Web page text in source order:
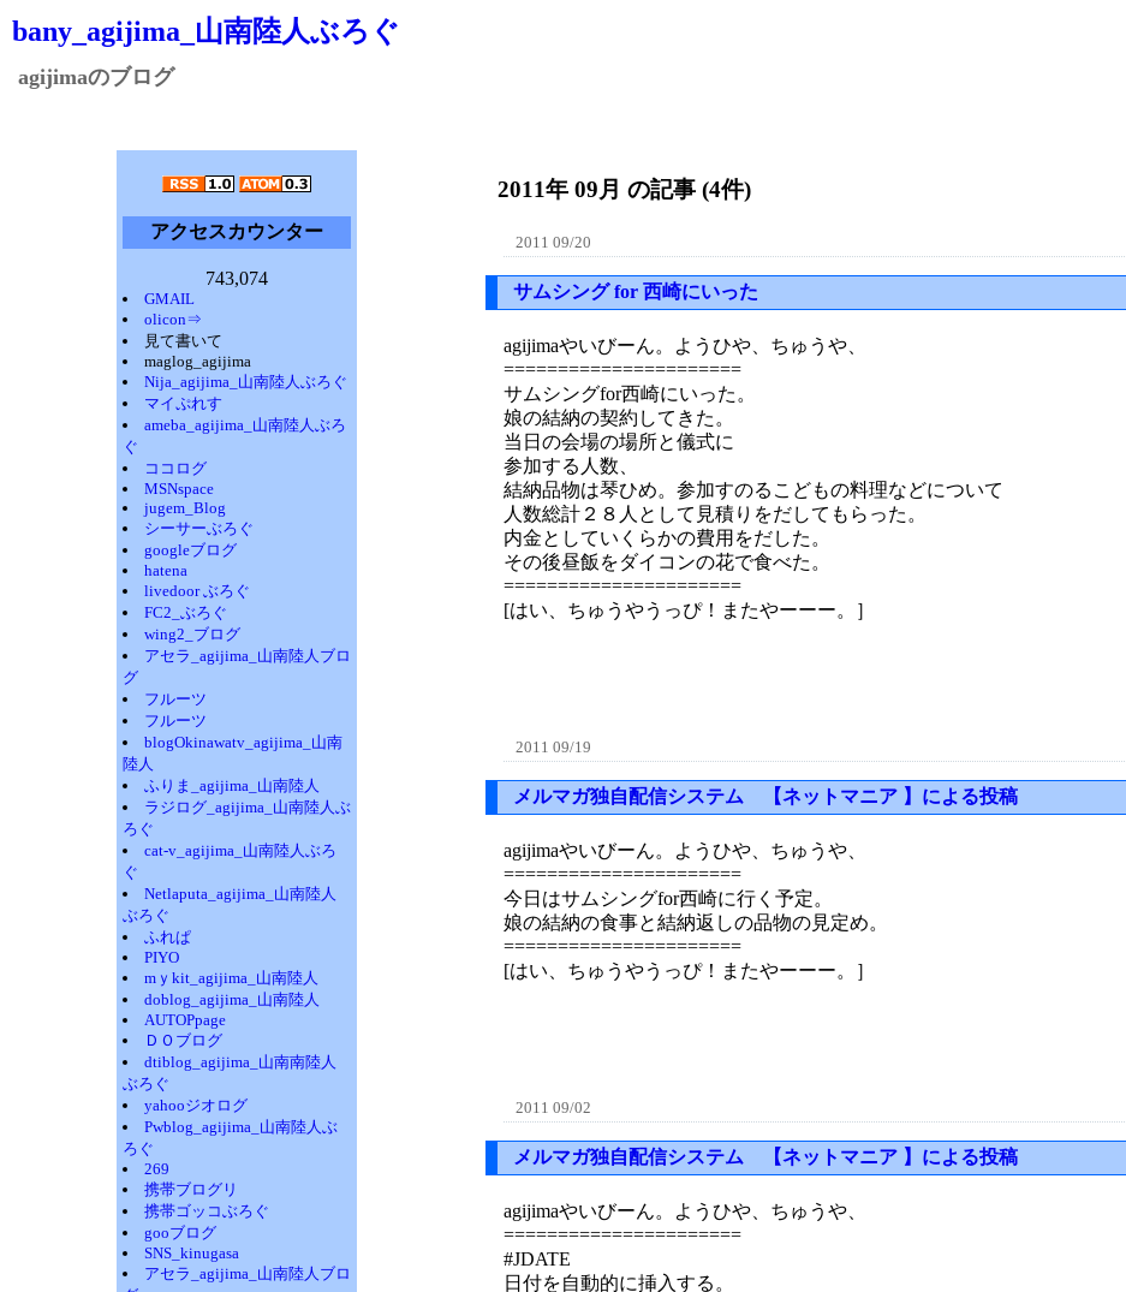
bany_agijima_山南陸人ぶろぐ
agijimaのブログ
アクセスカウンター
743,074
GMAIL
olicon⇒
見て書いて
maglog_agijima
Nija_agijima_山南陸人ぶろぐ
マイぷれす
ameba_agijima_山南陸人ぶろ
ぐ
ココログ
MSNspace
jugem_Blog
シーサーぶろぐ
googleブログ
hatena
livedoor ぶろぐ
FC2_ぶろぐ
wing2_ブログ
アセラ_agijima_山南陸人ブロ
グ
フルーツ
フルーツ
blogOkinawatv_agijima_山南
陸人
ふりま_agijima_山南陸人
ラジログ_agijima_山南陸人ぶ
ろぐ
cat-v_agijima_山南陸人ぶろ
ぐ
Netlaputa_agijima_山南陸人
ぶろぐ
ふれぱ
PIYO
mｙkit_agijima_山南陸人
doblog_agijima_山南陸人
AUTOPpage
ＤＯブログ
dtiblog_agijima_山南南陸人
ぶろぐ
yahooジオログ
Pwblog_agijima_山南陸人ぶ
ろぐ
269
携帯ブログリ
携帯ゴッコぶろぐ
gooブログ
SNS_kinugasa
アセラ_agijima_山南陸人ブロ
2011年 09月 の記事 (4件)
2011 09/20
サムシング for 西崎にいった
agijimaやいびーん。ようひや、ちゅうや、
======================
サムシングfor西崎にいった。
娘の結納の契約してきた。
当日の会場の場所と儀式に
参加する人数、
結納品物は琴ひめ。参加すのるこどもの料理などについて
人数総計２８人として見積りをだしてもらった。
内金としていくらかの費用をだした。
その後昼飯をダイコンの花で食べた。
======================
[はい、ちゅうやうっぴ！またやーーー。］
2011 09/19
メルマガ独自配信システム 【ネットマニア 】による投稿
agijimaやいびーん。ようひや、ちゅうや、
======================
今日はサムシングfor西崎に行く予定。
娘の結納の食事と結納返しの品物の見定め。
======================
[はい、ちゅうやうっぴ！またやーーー。］
2011 09/02
メルマガ独自配信システム 【ネットマニア 】による投稿
agijimaやいびーん。ようひや、ちゅうや、
======================
#JDATE
日付を自動的に挿入する。